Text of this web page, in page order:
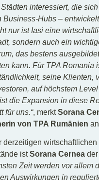
interessiert, die
Business-Hubs –
nur ist Iasi eine
sondern auch ein
das bestens
kann. Für TPA Romania
seine Klienten,
auf höchstem
die Expansion in diese
für uns.“, merktSorana
von TPA Rumänien
derzeitigen wirtschaftlichen
istSorana Cernea
Zeit werden vor allem
Auswirkungen in